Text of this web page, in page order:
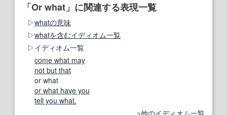
「Or what」に関連する表現一覧
whatの意味
whatを含むイディオム一覧
イディオム一覧
come what may
not but that
or what
or what have you
tell you what.